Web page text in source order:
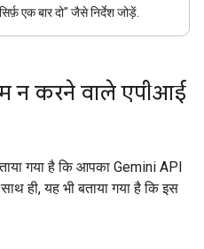
सिर्फ़ एक बार दो" जैसे निर्देश जोड़ें.
न करने वाले एपीआई
गया है कि आपका Gemini API
ही, यह भी बताया गया है कि इस